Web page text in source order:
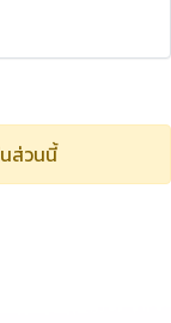
ส่วนนี้